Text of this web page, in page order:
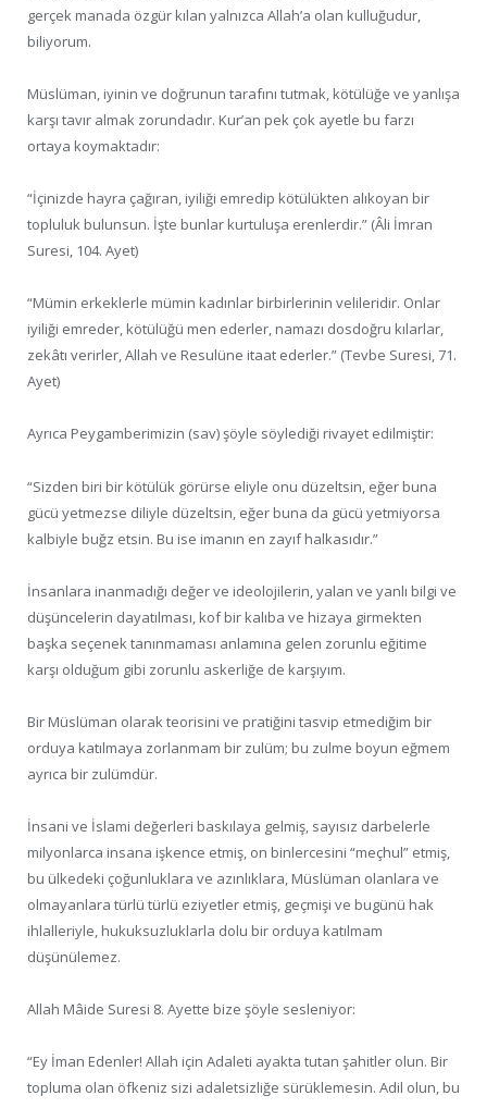
gerçek manada özgür kılan yalnızca Allah’a olan kulluğudur,
biliyorum.
Müslüman, iyinin ve doğrunun tarafını tutmak, kötülüğe ve yanlışa
karşı tavır almak zorundadır. Kur’an pek çok ayetle bu farzı
ortaya koymaktadır:
“İçinizde hayra çağıran, iyiliği emredip kötülükten alıkoyan bir
topluluk bulunsun. İşte bunlar kurtuluşa erenlerdir.” (Âli İmran
Suresi, 104. Ayet)
“Mümin erkeklerle mümin kadınlar birbirlerinin velileridir. Onlar
iyiliği emreder, kötülüğü men ederler, namazı dosdoğru kılarlar,
zekâtı verirler, Allah ve Resulüne itaat ederler.” (Tevbe Suresi, 71.
Ayet)
Ayrıca Peygamberimizin (sav) şöyle söylediği rivayet edilmiştir:
“Sizden biri bir kötülük görürse eliyle onu düzeltsin, eğer buna
gücü yetmezse diliyle düzeltsin, eğer buna da gücü yetmiyorsa
kalbiyle buğz etsin. Bu ise imanın en zayıf halkasıdır.”
İnsanlara inanmadığı değer ve ideolojilerin, yalan ve yanlı bilgi ve
düşüncelerin dayatılması, kof bir kalıba ve hizaya girmekten
başka seçenek tanınmaması anlamına gelen zorunlu eğitime
karşı olduğum gibi zorunlu askerliğe de karşıyım.
Bir Müslüman olarak teorisini ve pratiğini tasvip etmediğim bir
orduya katılmaya zorlanmam bir zulüm; bu zulme boyun eğmem
ayrıca bir zulümdür.
İnsani ve İslami değerleri baskılaya gelmiş, sayısız darbelerle
milyonlarca insana işkence etmiş, on binlercesini “meçhul” etmiş,
bu ülkedeki çoğunluklara ve azınlıklara, Müslüman olanlara ve
olmayanlara türlü türlü eziyetler etmiş, geçmişi ve bugünü hak
ihlalleriyle, hukuksuzluklarla dolu bir orduya katılmam
düşünülemez.
Allah Mâide Suresi 8. Ayette bize şöyle sesleniyor:
“Ey İman Edenler! Allah için Adaleti ayakta tutan şahitler olun. Bir
topluma olan öfkeniz sizi adaletsizliğe sürüklemesin. Adil olun, bu